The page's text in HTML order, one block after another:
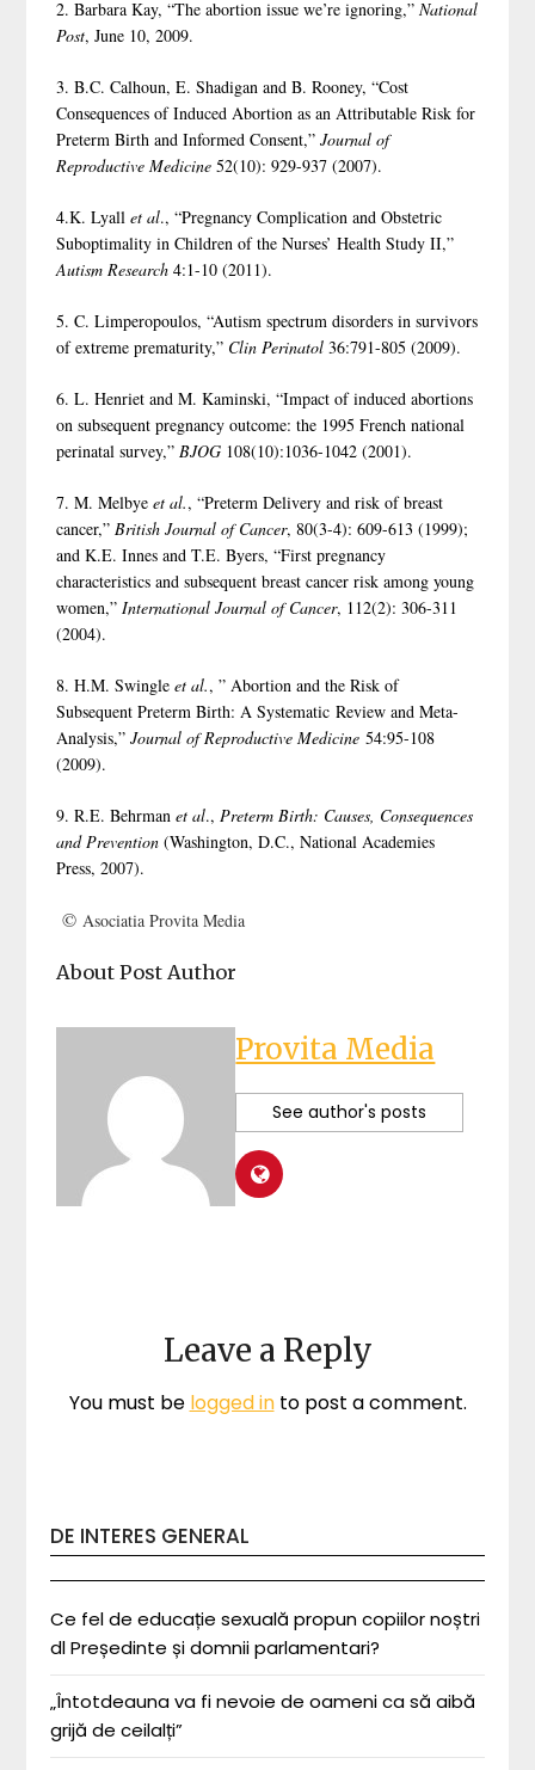
2. Barbara Kay, “The abortion issue we’re ignoring,”National
Post, June 10, 2009.
3. B.C. Calhoun, E. Shadigan and B. Rooney, “Cost
Consequences of Induced Abortion as an Attributable Risk for
Preterm Birth and Informed Consent,”Journal of
Reproductive Medicine 52(10): 929-937 (2007).
4.K. Lyallet al., “Pregnancy Complication and Obstetric
Suboptimality in Children of the Nurses’ Health Study II,”
Autism Research 4:1-10 (2011).
5. C. Limperopoulos, “Autism spectrum disorders in survivors
of extreme prematurity,” Clin Perinatol 36:791-805 (2009).
6. L. Henriet and M. Kaminski, “Impact of induced abortions
on subsequent pregnancy outcome: the 1995 French national
perinatal survey,”BJOG 108(10):1036-1042 (2001).
7. M. Melbyeet al., “Preterm Delivery and risk of breast
cancer,”British Journal of Cancer, 80(3-4): 609-613 (1999);
and K.E. Innes and T.E. Byers, “First pregnancy
characteristics and subsequent breast cancer risk among young
women,”International Journal of Cancer, 112(2): 306-311
(2004).
8. H.M. Swingleet al., ” Abortion and the Risk of
Subsequent Preterm Birth: A Systematic Review and Meta-
Analysis,”Journal of Reproductive Medicine 54:95-108
(2009).
9. R.E. Behrmanet al.,Preterm Birth: Causes, Consequences
and Prevention (Washington, D.C., National Academies
Press, 2007).
© Asociatia Provita Media
About Post Author
Provita Media
See author's posts
Leave a Reply
You must be logged into post a comment.
DE INTERES GENERAL
Ce fel de educație sexuală propun copiilor noștri
dl Președinte și domnii parlamentari?
„Întotdeauna va fi nevoie de oameni ca să aibă
grijă de ceilalți”